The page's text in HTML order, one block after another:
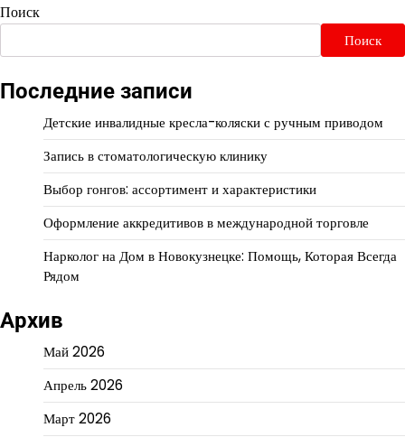
Поиск
Поиск
Последние записи
Детские инвалидные кресла-коляски с ручным приводом
Запись в стоматологическую клинику
Выбор гонгов: ассортимент и характеристики
Оформление аккредитивов в международной торговле
Нарколог на Дом в Новокузнецке: Помощь, Которая Всегда
Рядом
Архив
Май 2026
Апрель 2026
Март 2026